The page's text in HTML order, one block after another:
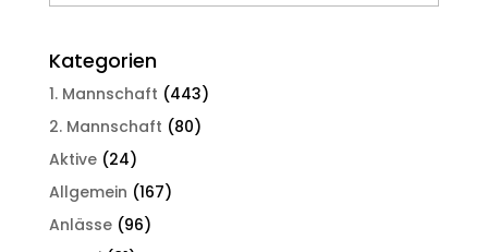
Kategorien
1. Mannschaft (443)
2. Mannschaft (80)
Aktive(24)
Allgemein (167)
Anlässe(96)